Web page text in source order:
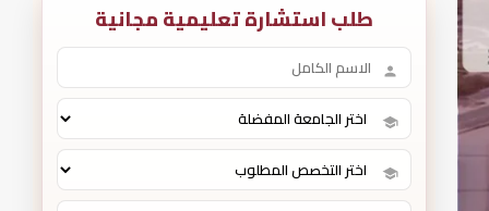
طلب استشارة تعليمية مجانية